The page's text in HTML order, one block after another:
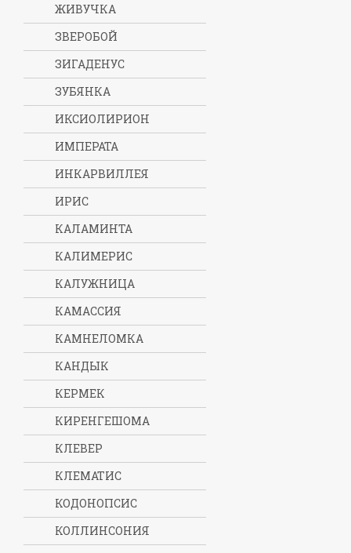
ЖИВУЧКА
ЗВЕРОБОЙ
ЗИГАДЕНУС
ЗУБЯНКА
ИКСИОЛИРИОН
ИМПЕРАТА
ИНКАРВИЛЛЕЯ
ИРИС
КАЛАМИНТА
КАЛИМЕРИС
КАЛУЖНИЦА
КАМАССИЯ
КАМНЕЛОМКА
КАНДЫК
КЕРМЕК
КИРЕНГЕШОМА
КЛЕВЕР
КЛЕМАТИС
КОДОНОПСИС
КОЛЛИНСОНИЯ